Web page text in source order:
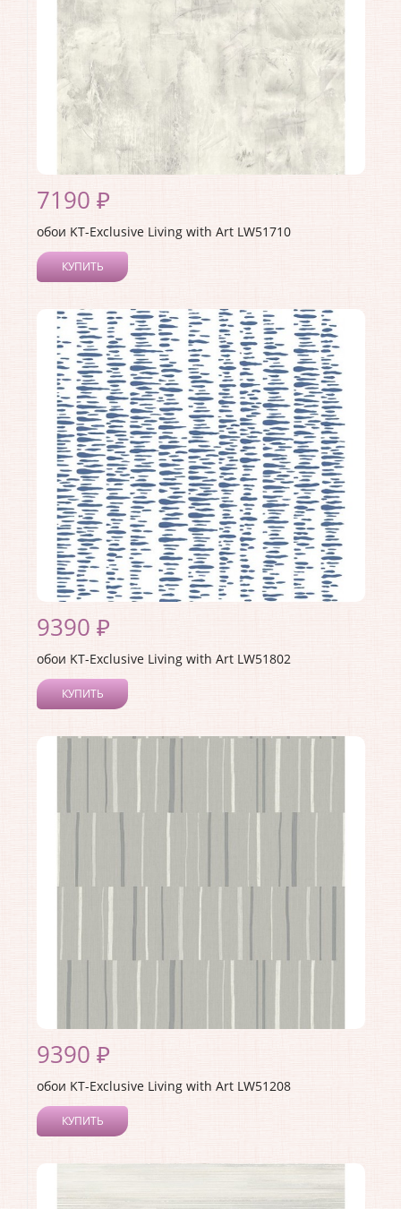
7190 ₽
обои KT-Exclusive Living with Art LW51710
КУПИТЬ
Коллекция:
Living with Art
Длина рулона:
8.23
Ширина рулона:0.68
Материал покрытия:Акриловое
Страна:США
Материал основы:Бумага
Раппорт:64
9390 ₽
обои KT-Exclusive Living with Art LW51802
КУПИТЬ
Коллекция:Living with Art
Ширина рулона:
Страна: США
9390 ₽
обои KT-Exclusive Living with Art LW51208
КУПИТЬ
Коллекция:
Living with Art
Ширина рулона: